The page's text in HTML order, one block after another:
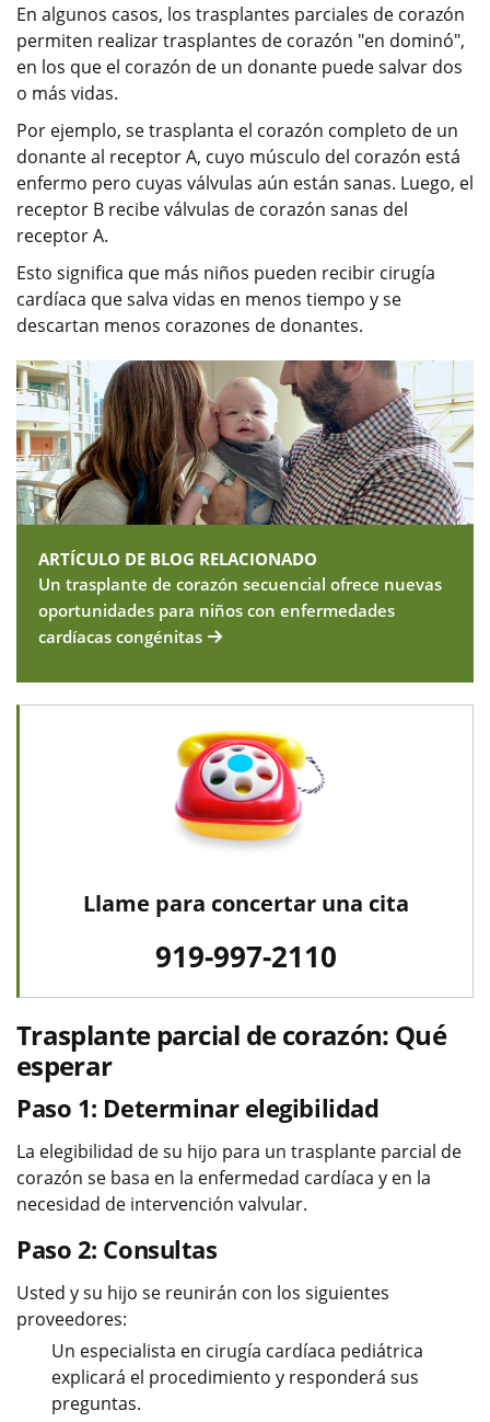
En algunos casos, los trasplantes parciales de corazón
permiten realizar trasplantes de corazón "en dominó",
en los que el corazón de un donante puede salvar dos
o más vidas.
Por ejemplo, se trasplanta el corazón completo de un
donante al receptor A, cuyo músculo del corazón está
enfermo pero cuyas válvulas aún están sanas. Luego, el
receptor B recibe válvulas de corazón sanas del
receptor A.
Esto significa que más niños pueden recibir cirugía
cardíaca que salva vidas en menos tiempo y se
descartan menos corazones de donantes.
ARTÍCULO DE BLOG RELACIONADO
Un trasplante de corazón secuencial ofrece nuevas
oportunidades para niños con enfermedades
cardíacas congénitas
Llame para concertar una cita
919-997-2110
Trasplante parcial de corazón: Qué
esperar
Paso 1: Determinar elegibilidad
La elegibilidad de su hijo para un trasplante parcial de
corazón se basa en la enfermedad cardíaca y en la
necesidad de intervención valvular.
Paso 2: Consultas
Usted y su hijo se reunirán con los siguientes
proveedores:
Un especialista en cirugía cardíaca pediátrica
explicará el procedimiento y responderá sus
preguntas.